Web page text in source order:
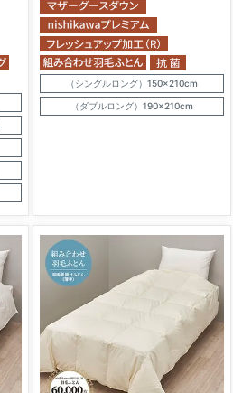
（シングルロング）150×210cm
（ダブルロング）190×210cm